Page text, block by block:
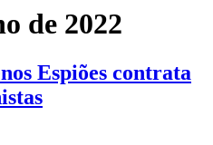
de 2022
Espiões contrata